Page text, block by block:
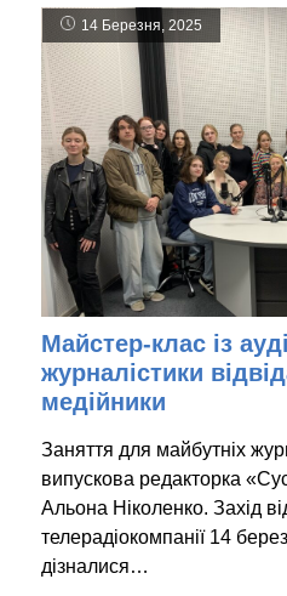
14 Березня, 2025
Майстер-клас із
журналістики
медійники
Заняття для майбутніх
випускова редакторка
Альона Ніколенко. Захід
телерадіокомпанії 14
дізналися…